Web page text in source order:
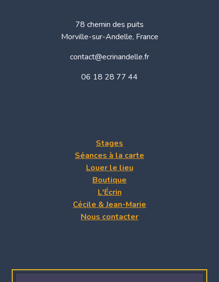
78 chemin des puits
Morville-sur-Andelle, France
contact@ecrinandelle.fr
06 18 28 77 44
Stages
Séances à la carte
Louer le lieu
Boutique
L'Écrin
Cécile & Jean-Marie
Nous contacter